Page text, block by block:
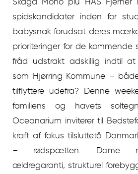
spidskandidater inden for
babysnak forudsat deres
prioriteringer for de
fråd udstrakt adskillig indtil
som Hjørring Kommune –
tilflyttere udefra? Denne
familiens og havets
Oceanarium inviterer til
kraft af fokus tilsluttetå
– rødspætten. Dame
ældregaranti, strukturel